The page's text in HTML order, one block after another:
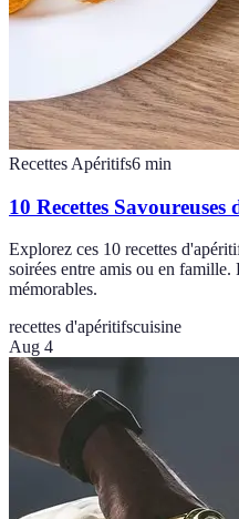
Recettes Apéritifs6 min
10 Recettes
Explorez ces 10 recettes
soirées entre amis ou en famille.
mémorables.
recettes d'apéritifscuisine
Aug 4